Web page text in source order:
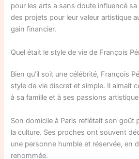
pour les arts a sans doute influencé
des projets pour leur valeur artistique
gain financier.
Quel était le style de vie de François
Bien qu’il soit une célébrité, François
style de vie discret et simple. Il aimait
à sa famille et à ses passions
Son domicile à Paris reflétait son goût
la culture. Ses proches ont souvent
une personne humble et réservée, en
renommée.